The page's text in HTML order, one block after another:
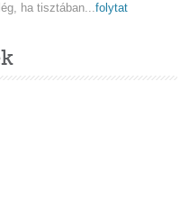
ha tisztában...folytat